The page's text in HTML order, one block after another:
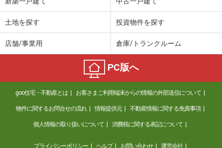
土地を探す 投資物件を探す
店舗/事業用 倉庫/トランクルーム
PC版へ
goo住宅・不動産とは お客さまご利用端末からの情報の外部送信について
物件に関するお問合せの流れ 情報提供元 不動産情報に関する免責事項
個人情報の取り扱いについて 消費税に関する表記について
プライバシーポリシー ヘルプ お問い合わせ 運営会社